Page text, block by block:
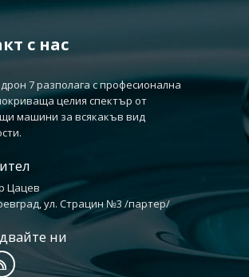
с нас
7 разполага с професионална
целия спектър от
машини за всякакъв вид
Цацев
ул. Страцин №3 /партер/
ни